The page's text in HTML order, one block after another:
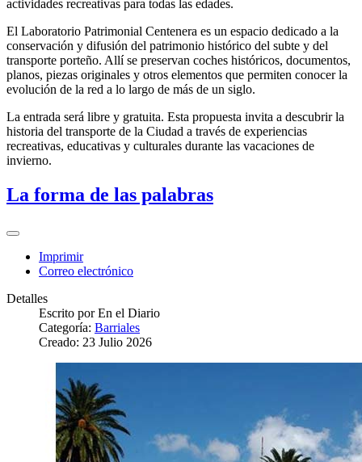
actividades recreativas para todas las edades.
El Laboratorio Patrimonial Centenera es un espacio dedicado a la
conservación y difusión del patrimonio histórico del subte y del
transporte porteño. Allí se preservan coches históricos, documentos,
planos, piezas originales y otros elementos que permiten conocer la
evolución de la red a lo largo de más de un siglo.
La entrada será libre y gratuita. Esta propuesta invita a descubrir la
historia del transporte de la Ciudad a través de experiencias
recreativas, educativas y culturales durante las vacaciones de
invierno.
La forma de las palabras
Imprimir
Correo electrónico
Detalles
Escrito porEn el Diario
Categoría: Barriales
Creado: 23 Julio 2026